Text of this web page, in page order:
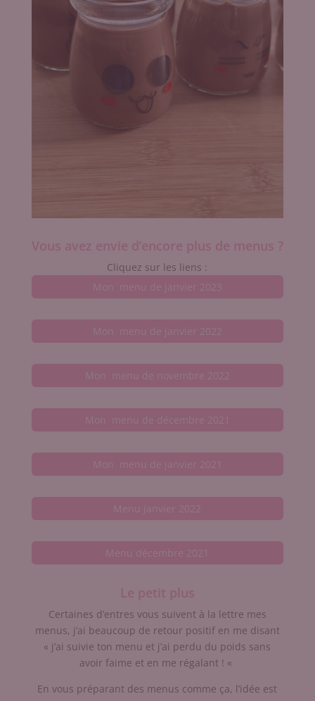
Vous avez envie d’encore plus de menus ?
Cliquez sur les liens :
Mon menu de janvier 2023
Mon menu de janvier 2022
Mon menu de novembre 2022
Mon menu de décembre 2021
Mon menu de janvier 2021
Menu janvier 2022
Menu décembre 2021
Le petit plus
Certaines d’entres vous suivent à la lettre mes
menus, j’ai beaucoup de retour positif en me disant
« j’ai suivie ton menu et j’ai perdu du poids sans
avoir faime et en me régalant ! «
En vous préparant des menus comme ça, l’idée est